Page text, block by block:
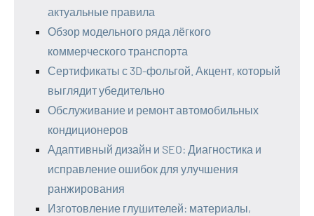
актуальные правила
Обзор модельного ряда лёгкого
коммерческого транспорта
Сертификаты с 3D-фольгой. Акцент, который
выглядит убедительно
Обслуживание и ремонт автомобильных
кондиционеров
Адаптивный дизайн и SEO: Диагностика и
исправление ошибок для улучшения
ранжирования
Изготовление глушителей: материалы,